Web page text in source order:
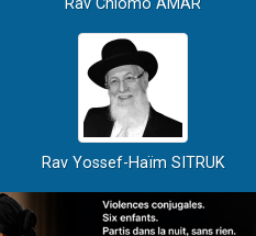
Rav Yossef-Haïm SITRUK